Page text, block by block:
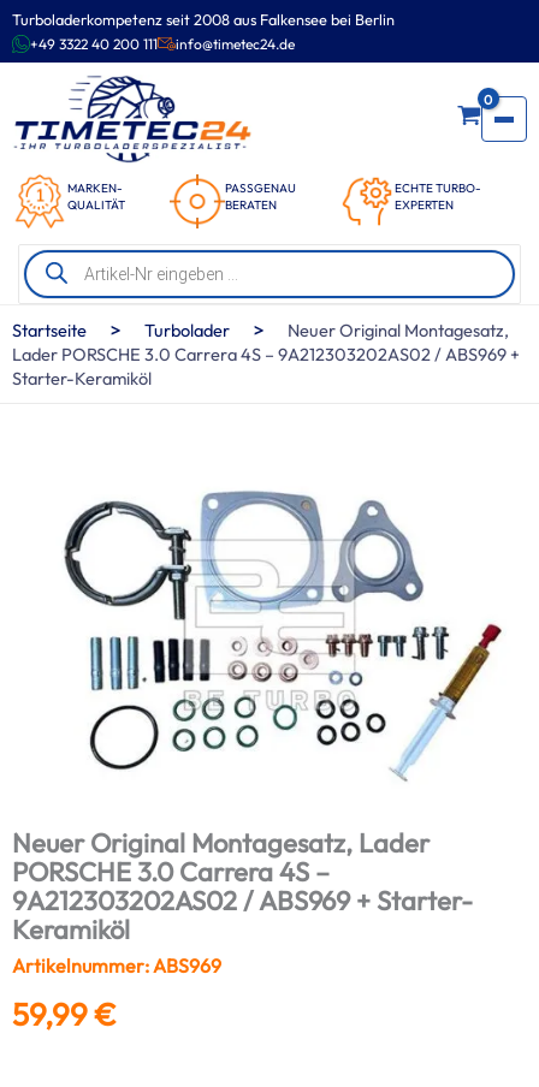
Turboladerkompetenz seit 2008 aus Falkensee bei Berlin
+49 3322 40 200 111 info@timetec24.de
MARKEN-
QUALITÄT
PASSGENAU
BERATEN
ECHTE TURBO-
EXPERTEN
0
Products
search
Zum
Inhalt
springen
Startseite > Turbolader >
Neuer Original Montagesatz,
Lader PORSCHE 3.0 Carrera 4S – 9A212303202AS02 / ABS969 +
Starter-Keramiköl
Neuer Original Montagesatz, Lader
PORSCHE 3.0 Carrera 4S –
9A212303202AS02 / ABS969 + Starter-
Keramiköl
Artikelnummer: ABS969
59,99€